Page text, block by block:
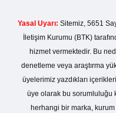
Yasal Uyarı: Sitemiz, 5651
İletişim Kurumu (BTK)
hizmet vermektedir. Bu
denetleme veya araştırma
üyelerimiz yazdıkları
üye olarak bu sorumluluğu
herhangi bir marka, kurum